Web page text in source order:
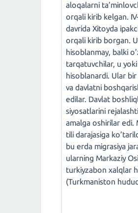
aloqalarni
orqali kirib kelgan.
davrida Xitoyda
orqali kirib borgan.
hisoblanmay, balki
tarqatuvchilar, u
hisoblanardi. Ular
va davlatni
edilar. Davlat
siyosatlarini
amalga oshirilar edi.
tili darajasiga
bu erda migrasiya
ularning Markaziy
turkiyzabon xalqlar
(Turkmaniston